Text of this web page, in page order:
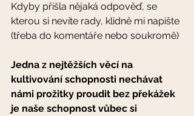
Kdyby přišla nějaká odpověď, se
kterou si nevíte rady, klidně mi napište
(třeba do komentáře nebo soukromě)
Jedna z nejtěžších věcí na
kultivování schopnosti nechávat
námi prožitky proudit bez překážek
je naše schopnost vůbec si